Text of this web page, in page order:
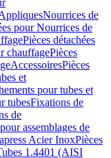
Nourrices de
pour Nourrices de
Pièces détachées
chauffagePièces
AccessoiresPièces
et
pour tubes et
tubesFixations de
de
assemblages de
Acier InoxPièces
1.4401 (AISI